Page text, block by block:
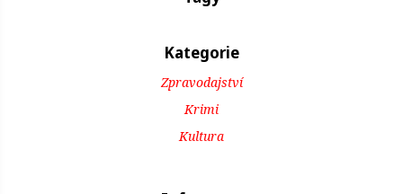
Kategorie
Zpravodajství
Krimi
Kultura